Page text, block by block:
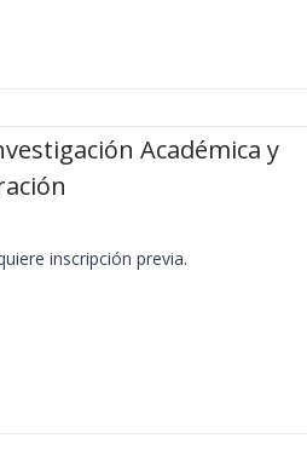
Académica y
inscripción previa.